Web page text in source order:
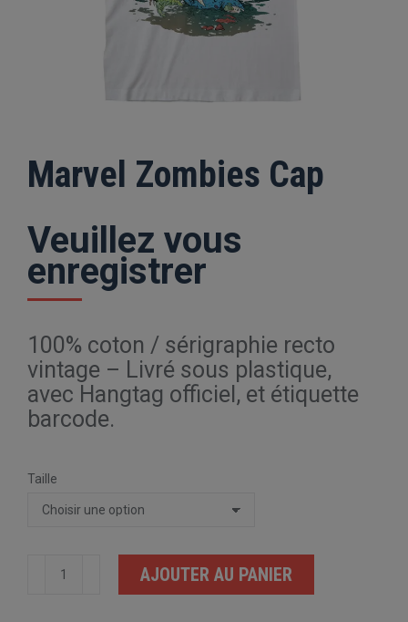
Marvel Zombies Cap
Veuillez vous
enregistrer
100% coton / sérigraphie recto
vintage – Livré sous plastique,
avec Hangtag officiel, et étiquette
barcode.
Taille
quantité
AJOUTER AU PANIER